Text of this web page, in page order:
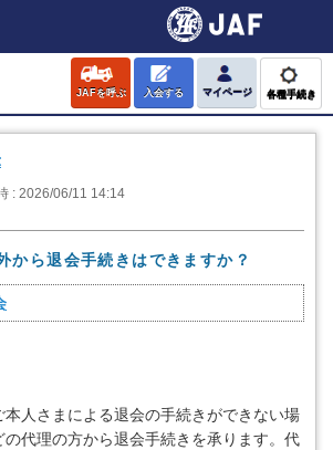
JAFを呼ぶ 入会する マイページ 各種手続き
: 2026/06/11 14:14
から退会手続きはできますか？
本人さまによる退会の手続きができない場
代理の方から退会手続きを承ります。代